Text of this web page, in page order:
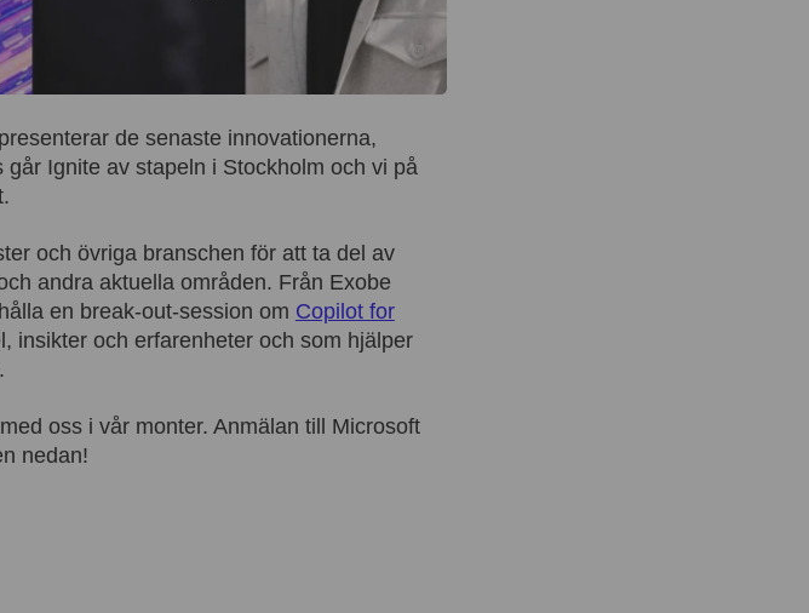
de senaste innovationerna,
Ignite av stapeln i Stockholm och vi på
och övriga branschen för att ta del av
andra aktuella områden. Från Exobe
en break-out-session om Copilot for
insikter och erfarenheter och som hjälper
oss i vår monter. Anmälan till Microsoft
nedan!